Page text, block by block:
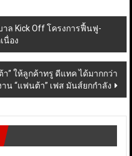
ล Kick Off โครงการฟื้นฟู-
นื่อง
” ให้ลูกค้าทรู ดีแทค ได้มากกว่า
าน “แฟนต้า” เฟส มันส์ยกกำลัง